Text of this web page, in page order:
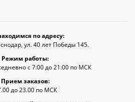
по адресу:
ул. 40 лет Победы 145.
Режим работы:
с 7:00 до 21:00 по МСК
Прием заказов:
до 23.00 по МСК